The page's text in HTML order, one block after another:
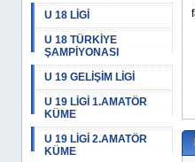
U 18 LİGİ
U 18 TÜRKİYE
ŞAMPİYONASI
U 19 GELİŞİM LİGİ
U 19 LİGİ 1.AMATÖR
KÜME
U 19 LİGİ 2.AMATÖR
KÜME